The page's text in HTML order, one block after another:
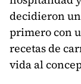
decidieron
primero con
recetas de
vida al